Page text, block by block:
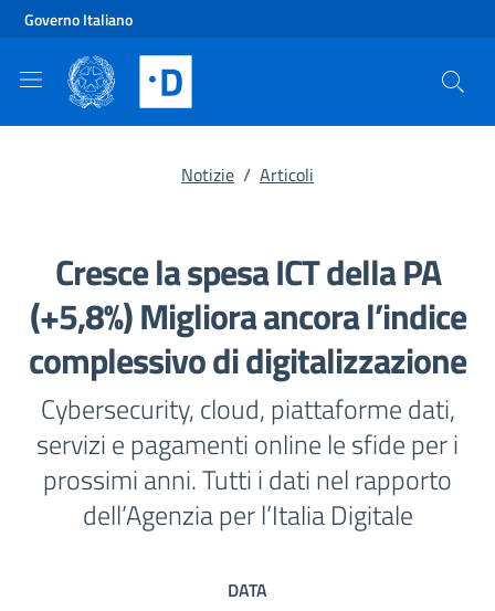
Vai al contenuto principale
Vai al footer
Governo Italiano
Notizie / Articoli
Cresce la spesa ICT della PA
(+5,8%) Migliora ancora l’indice
complessivo di digitalizzazione
Cybersecurity, cloud, piattaforme dati,
servizi e pagamenti online le sfide per i
prossimi anni. Tutti i dati nel rapporto
dell’Agenzia per l’Italia Digitale
DATA